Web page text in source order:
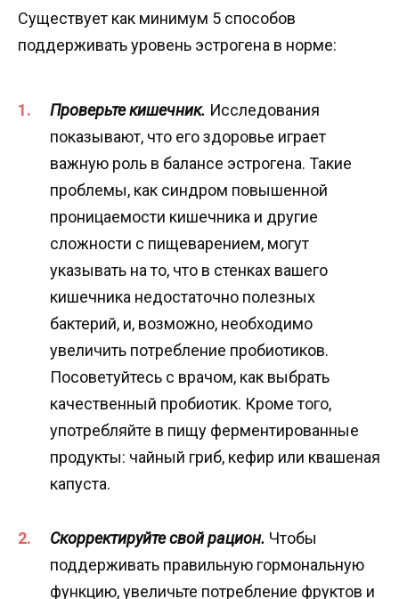
Существует как минимум 5 способов
поддерживать уровень эстрогена в норме:
Проверьте кишечник. Исследования
показывают, что его здоровье играет
важную роль в балансе эстрогена. Такие
проблемы, как синдром повышенной
проницаемости кишечника и другие
сложности с пищеварением, могут
указывать на то, что в стенках вашего
кишечника недостаточно полезных
бактерий, и, возможно, необходимо
увеличить потребление пробиотиков.
Посоветуйтесь с врачом, как выбрать
качественный пробиотик. Кроме того,
употребляйте в пищу ферментированные
продукты: чайный гриб, кефир или квашеная
капуста.
Скорректируйте свой рацион. Чтобы
поддерживать правильную гормональную
функцию, увеличьте потребление фруктов и